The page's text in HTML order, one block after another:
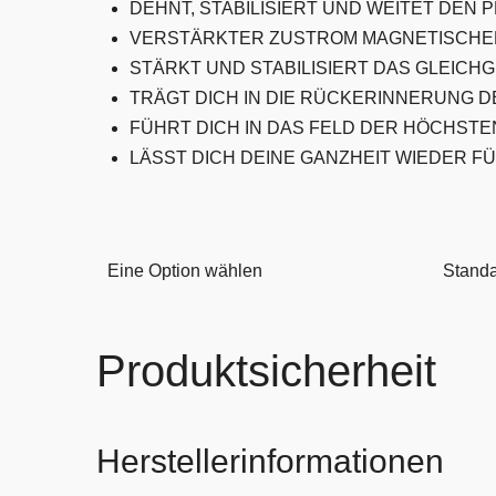
DEHNT, STABILISIERT UND WEITET DEN
VERSTÄRKTER ZUSTROM
STÄRKT UND STABILISIERT DAS
TRÄGT DICH IN DIE RÜCKERINNERUNG
FÜHRT DICH IN DAS FELD DER
LÄSST DICH DEINE GANZHEIT WIEDER
Eine Option wählen
Produktsicherheit
Herstellerinformationen